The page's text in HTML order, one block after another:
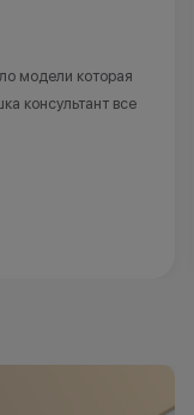
модели которая
консультант все